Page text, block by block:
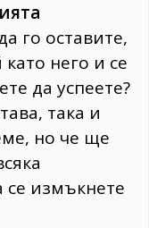
го оставите,
него и се
да успеете?
така и
но че ще
се измъкнете